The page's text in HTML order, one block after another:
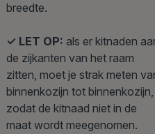
breedte.
✓ LET OP: als er kitnaden
de zijkanten van het raam
zitten, moet je strak meten
binnenkozijn tot binnenkozijn,
zodat de kitnaad niet in de
maat wordt meegenomen.